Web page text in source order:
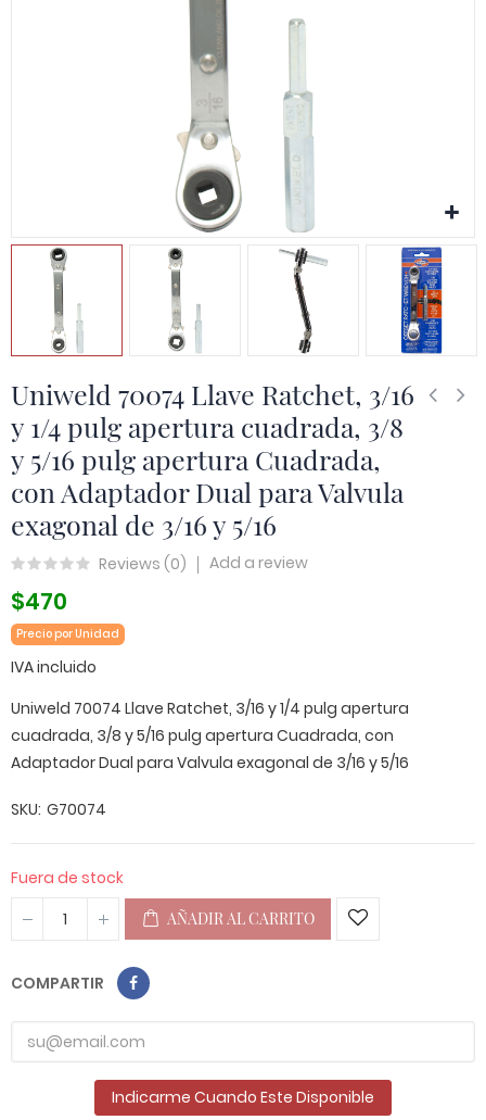
Uniweld 70074 Llave Ratchet, 3/16
y 1/4 pulg apertura cuadrada, 3/8
y 5/16 pulg apertura Cuadrada,
con Adaptador Dual para Valvula
exagonal de 3/16 y 5/16
Reviews (0) Add a review
$470
Precio por Unidad
IVA incluido
Uniweld 70074 Llave Ratchet, 3/16 y 1/4 pulg apertura
cuadrada, 3/8 y 5/16 pulg apertura Cuadrada, con
Adaptador Dual para Valvula exagonal de 3/16 y 5/16
SKU G70074
Fuera de stock
AÑADIR AL CARRITO
COMPARTIR
Indicarme Cuando Este Disponible